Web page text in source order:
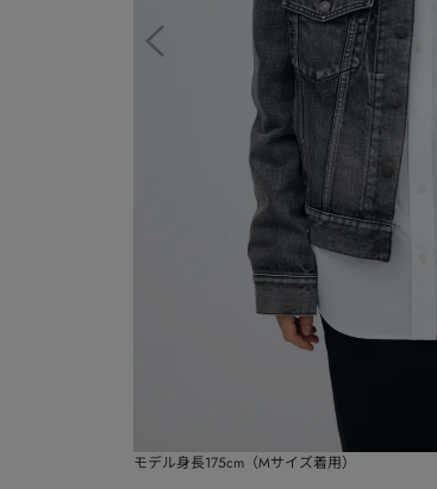
モデル身長175cm（Mサイズ着用）